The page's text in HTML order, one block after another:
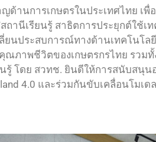
ด้านการเกษตรในประเทศไทย เพื่
นีเรียนรู้ สาธิตการประยุกต์ใช้เท
ยนประสบการณ์ทางด้านเทคโนโล
ณภาพชีวิตของเกษตรกรไทย รว
รู้ โดย สวทช. ยินดีให้การสนับสนุน
4.0 และร่วมกันขับเคลื่อนโมเด